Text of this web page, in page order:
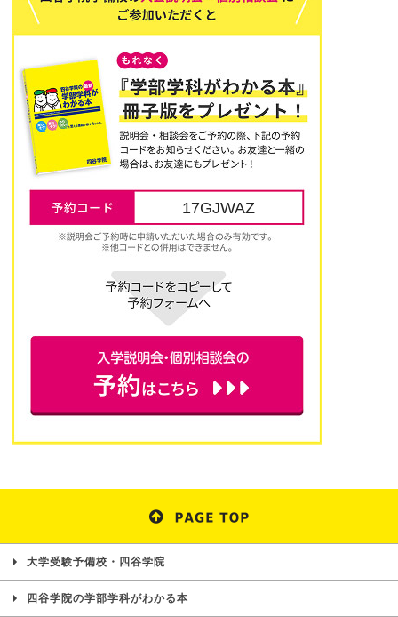
17GJWAZ
大学受験予備校・四谷学院
四谷学院の学部学科がわかる本